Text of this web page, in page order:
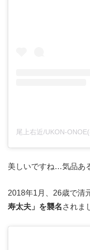
美しいですね…気品あ
2018年1月、26歳で清
寿太夫」を襲名 されま